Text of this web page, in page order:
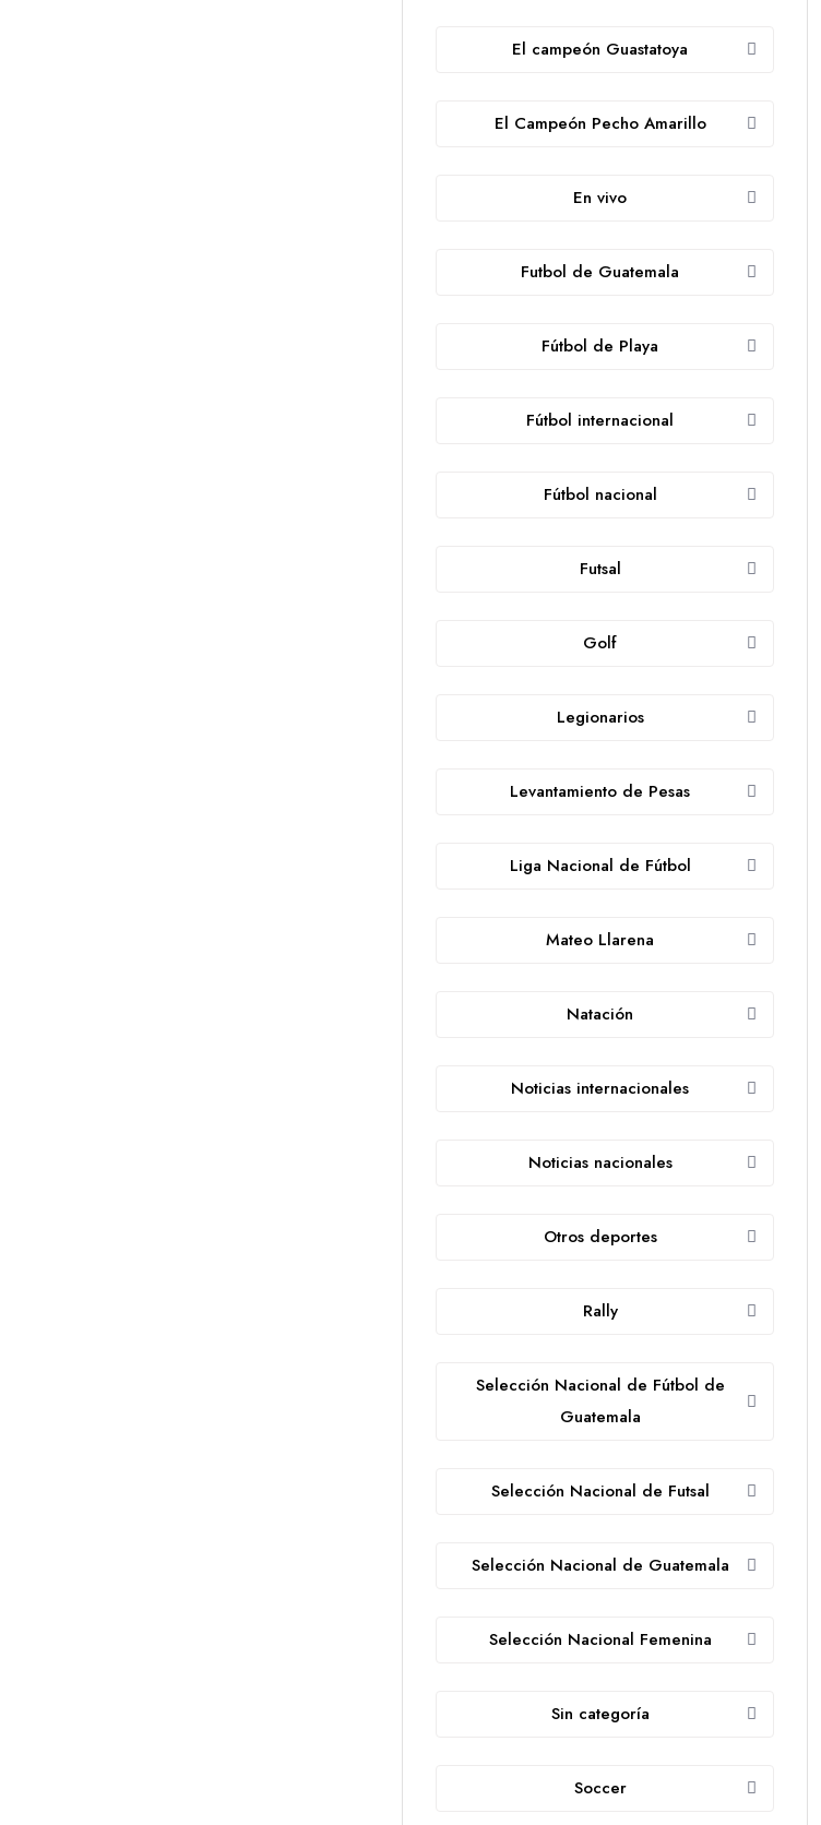
El campeón Guastatoya
El Campeón Pecho Amarillo
En vivo
Futbol de Guatemala
Fútbol de Playa
Fútbol internacional
Fútbol nacional
Futsal
Golf
Legionarios
Levantamiento de Pesas
Liga Nacional de Fútbol
Mateo Llarena
Natación
Noticias internacionales
Noticias nacionales
Otros deportes
Rally
Selección Nacional de Fútbol de
Guatemala
Selección Nacional de Futsal
Selección Nacional de Guatemala
Selección Nacional Femenina
Sin categoría
Soccer